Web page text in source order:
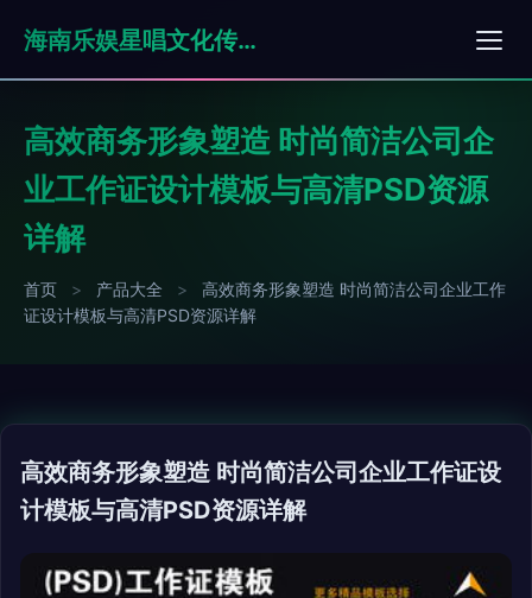
海南乐娱星唱文化传媒有限公司
高效商务形象塑造 时尚简洁公司企
业工作证设计模板与高清PSD资源
详解
首页 > 产品大全 >
高效商务形象塑造 时尚简洁公司企业工作
证设计模板与高清PSD资源详解
高效商务形象塑造 时尚简洁公司企业工作证设
计模板与高清PSD资源详解